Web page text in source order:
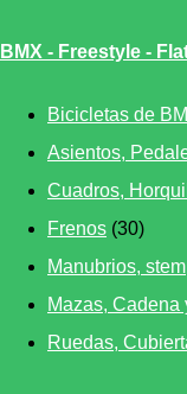
BMX - Freestyle -
Bicicletas de
Asientos,
Cuadros,
Frenos (30)
Manubrios, stem
Mazas, Cadena
Ruedas,